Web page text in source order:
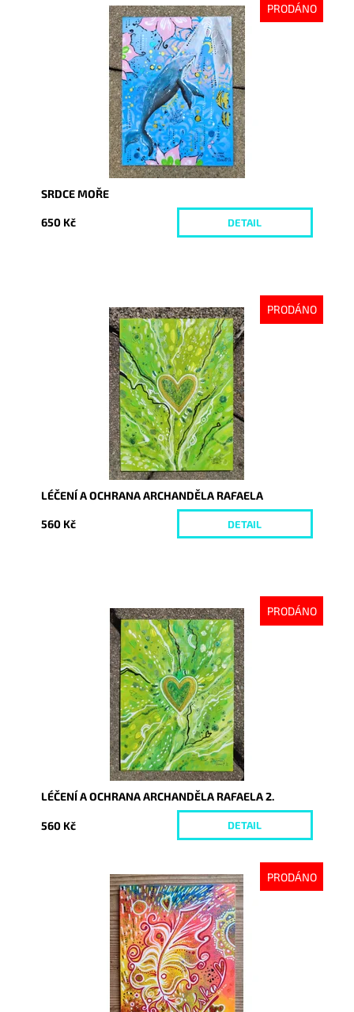
PRODÁNO
Vyprodáno
6466
SRDCE MOŘE
650 Kč DETAIL
PRODÁNO
Vyprodáno
6693
LÉČENÍ A OCHRANA ARCHANDĚLA RAFAELA
560 Kč DETAIL
PRODÁNO
Vyprodáno
6694
LÉČENÍ A OCHRANA ARCHANDĚLA RAFAELA 2.
560 Kč DETAIL
PRODÁNO
Vyprodáno
6708